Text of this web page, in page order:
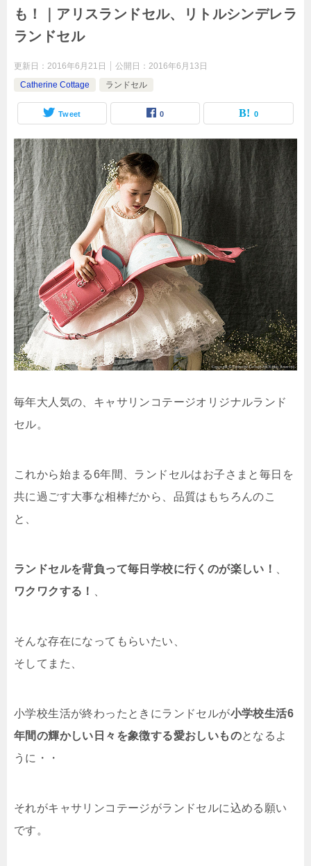
も！｜アリスランドセル、リトルシンデレラ
ランドセル
更新日： 2016年6月21日 公開日： 2016年6月13日
Catherine Cottage
ランドセル
Tweet 0 0
毎年大人気の、キャサリンコテージオリジナルランド
セル。
これから始まる6年間、ランドセルはお子さまと毎日を
共に過ごす大事な相棒だから、品質はもちろんのこ
と、
ランドセルを背負って毎日学校に行くのが楽しい！
ワクワクする！
そんな存在になってもらいたい、
そしてまた、
小学校生活が終わったときにランドセルが小学校生活6
年間の輝かしい日々を象徴する愛おしいものとなるよ
うに・・
それがキャサリンコテージがランドセルに込める願い
です。